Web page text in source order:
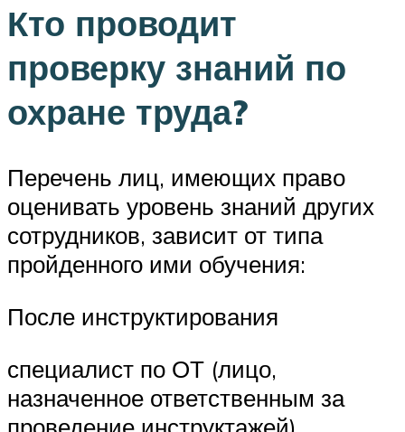
Кто проводит
проверку знаний по
охране труда?
Перечень лиц, имеющих право
оценивать уровень знаний других
сотрудников, зависит от типа
пройденного ими обучения:
После инструктирования
специалист по ОТ (лицо,
назначенное ответственным за
проведение инструктажей),